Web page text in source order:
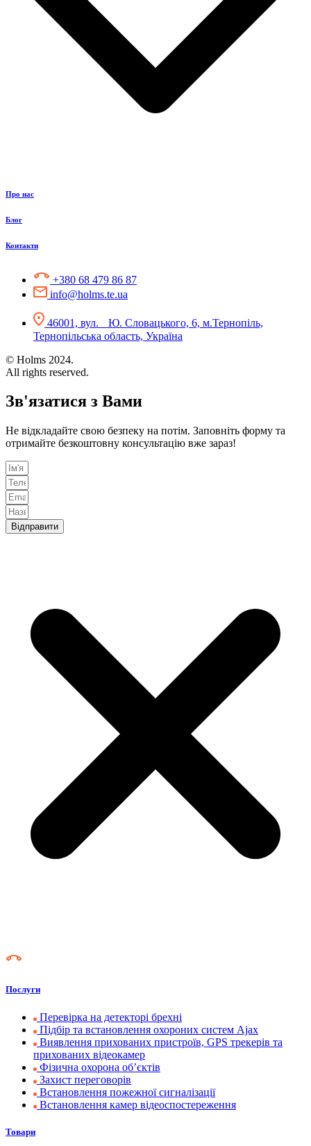
Про нас
Блог
Контакти
+380 68 479 86 87
info@holms.te.ua
46001, вул. Ю. Словацького, 6, м.Тернопіль,
Тернопільська область, Україна
© Holms 2024.
All rights reserved.
Зв'язатися з Вами
Не відкладайте свою безпеку на потім. Заповніть форму та
отримайте безкоштовну консультацію вже зараз!
Відправити
Послуги
Перевірка на детекторі брехні
Підбір та встановлення охороних систем Ajax
Виявлення прихованих пристроїв, GPS трекерів та
прихованих відеокамер
Фізична охорона об’єктів
Захист переговорів
Встановлення пожежної сигналізації
Встановлення камер відеоспостереження
Товари